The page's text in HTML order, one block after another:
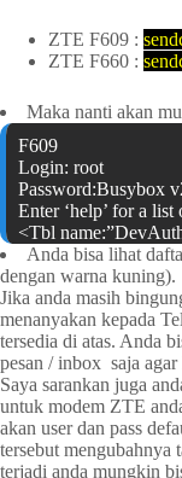
ZTE F609 :
ZTE F660 :
Maka nanti akan
F609
Login: root
Password:Busybox
Enter ‘help’ for a
<Tbl
<Row No=”0″>
<DM
<DM
<DM
<DM
<DM
<DM name=”Pass”
<DM
<DM
<DM
</Row>
Anda bisa lihat
dengan warna kuning).
Jika anda masih
menanyakan kepada
tersedia di atas. Anda
pesan / inbox saja
Saya sarankan juga
untuk modem ZTE
akan user dan pass
tersebut mengubahnya
terjadi anda mungkin